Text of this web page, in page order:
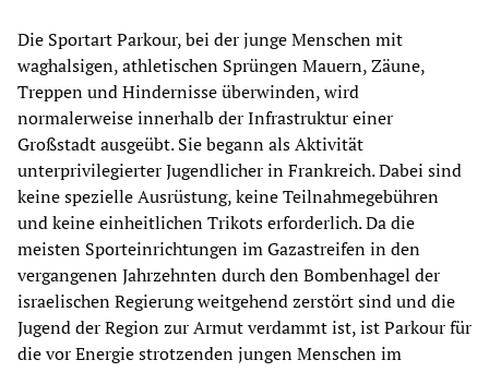
Die Sportart Parkour, bei der junge Menschen mit
waghalsigen, athletischen Sprüngen Mauern, Zäune,
Treppen und Hindernisse überwinden, wird
normalerweise innerhalb der Infrastruktur einer
Großstadt ausgeübt. Sie begann als Aktivität
unterprivilegierter Jugendlicher in Frankreich. Dabei sind
keine spezielle Ausrüstung, keine Teilnahmegebühren
und keine einheitlichen Trikots erforderlich. Da die
meisten Sporteinrichtungen im Gazastreifen in den
vergangenen Jahrzehnten durch den Bombenhagel der
israelischen Regierung weitgehend zerstört sind und die
Jugend der Region zur Armut verdammt ist, ist Parkour für
die vor Energie strotzenden jungen Menschen im